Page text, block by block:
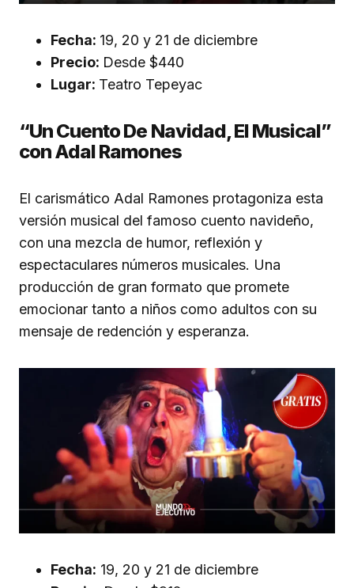
Fecha: 19, 20 y 21 de diciembre
Precio: Desde $440
Lugar: Teatro Tepeyac
“Un Cuento De Navidad, El Musical”
con Adal Ramones
El carismático Adal Ramones protagoniza esta
versión musical del famoso cuento navideño,
con una mezcla de humor, reflexión y
espectaculares números musicales. Una
producción de gran formato que promete
emocionar tanto a niños como adultos con su
mensaje de redención y esperanza.
Fecha: 19, 20 y 21 de diciembre